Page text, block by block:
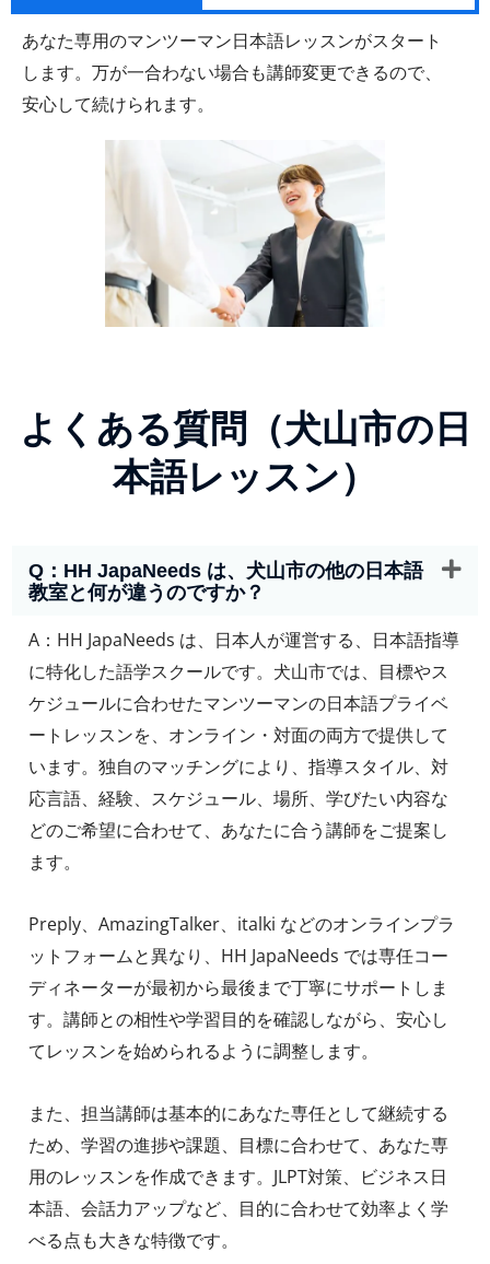
あなた専用のマンツーマン日本語レッスンがスタート
します。万が一合わない場合も講師変更できるので、
安心して続けられます。
よくある質問（犬山市の日
本語レッスン）
Q：HH JapaNeeds は、犬山市の他の日本語
教室と何が違うのですか？
A：HH JapaNeeds は、日本人が運営する、日本語指導
に特化した語学スクールです。犬山市では、目標やス
ケジュールに合わせたマンツーマンの日本語プライベ
ートレッスンを、オンライン・対面の両方で提供して
います。独自のマッチングにより、指導スタイル、対
応言語、経験、スケジュール、場所、学びたい内容な
どのご希望に合わせて、あなたに合う講師をご提案し
ます。
Preply、AmazingTalker、italki などのオンラインプラ
ットフォームと異なり、HH JapaNeeds では専任コー
ディネーターが最初から最後まで丁寧にサポートしま
す。講師との相性や学習目的を確認しながら、安心し
てレッスンを始められるように調整します。
また、担当講師は基本的にあなた専任として継続する
ため、学習の進捗や課題、目標に合わせて、あなた専
用のレッスンを作成できます。JLPT対策、ビジネス日
本語、会話力アップなど、目的に合わせて効率よく学
べる点も大きな特徴です。